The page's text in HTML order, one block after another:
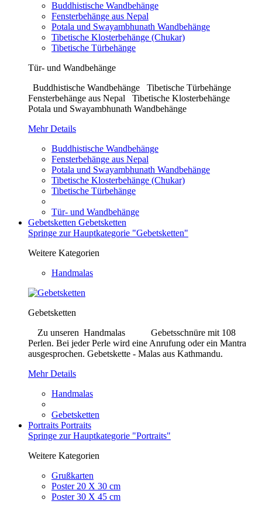
Buddhistische Wandbehänge
Fensterbehänge aus Nepal
Potala und Swayambhunath Wandbehänge
Tibetische Klosterbehänge (Chukar)
Tibetische Türbehänge
Tür- und Wandbehänge
Buddhistische Wandbehänge Tibetische Türbehänge
Fensterbehänge aus Nepal Tibetische Klosterbehänge
Potala und Swayambhunath Wandbehänge
Mehr Details
Buddhistische Wandbehänge
Fensterbehänge aus Nepal
Potala und Swayambhunath Wandbehänge
Tibetische Klosterbehänge (Chukar)
Tibetische Türbehänge
Tür- und Wandbehänge
Gebetsketten Gebetsketten
Springe zur Hauptkategorie "Gebetsketten"
Weitere Kategorien
Handmalas
Gebetsketten
Zu unseren Handmalas Gebetsschnüre mit 108
Perlen. Bei jeder Perle wird eine Anrufung oder ein Mantra
ausgesprochen. Gebetskette - Malas aus Kathmandu.
Mehr Details
Handmalas
Gebetsketten
Portraits Portraits
Springe zur Hauptkategorie "Portraits"
Weitere Kategorien
Grußkarten
Poster 20 X 30 cm
Poster 30 X 45 cm